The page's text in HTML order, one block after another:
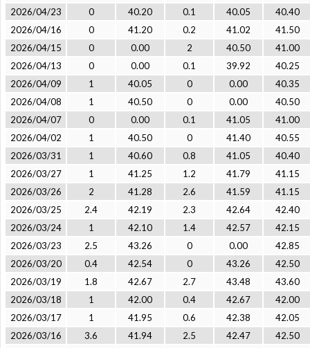
2026/04/23
0 40.20 0.1 40.05
40.40
2026/04/16
0 41.20 0.2 41.02
41.50
2026/04/15
0 0.00 2 40.50
41.00
2026/04/13
0 0.00 0.1 39.92
40.25
2026/04/09
1 40.05 0 0.00
40.35
2026/04/08
1 40.50 0 0.00
40.50
2026/04/07
0 0.00 0.1 41.05
41.00
2026/04/02
1 40.50 0 41.40
40.55
2026/03/31
1 40.60 0.8 41.05
40.40
2026/03/27
1 41.25 1.2 41.79
41.15
2026/03/26
2 41.28 2.6 41.59
41.15
2026/03/25
2.4 42.19 2.3 42.64
42.40
2026/03/24
1 42.10 1.4 42.57
42.15
2026/03/23
2.5 43.26 0 0.00
42.85
2026/03/20
0.4 42.54 0 43.26
42.50
2026/03/19
1.8 42.67 2.7 43.48
43.60
2026/03/18
1 42.00 0.4 42.67
42.00
2026/03/17
1 41.95 0.6 42.38
42.05
2026/03/16
3.6 41.94 2.5 42.47
42.50